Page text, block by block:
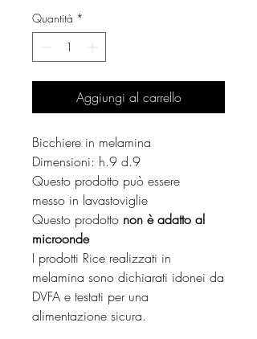
Quantità *
Aggiungi al carrello
Bicchiere in melamina
Dimensioni: h.9 d.9
Questo prodotto può essere
messo in lavastoviglie
Questo prodotto non è adatto al
microonde
I prodotti Rice realizzati in
melamina sono dichiarati idonei da
DVFA e testati per una
alimentazione sicura.